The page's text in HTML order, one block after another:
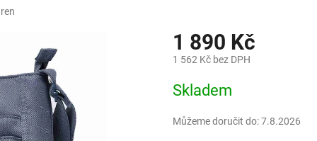
1 890 Kč
1 562 Kč bez DPH
cena:
Skladem
Můžeme doručit do:7.8.2026